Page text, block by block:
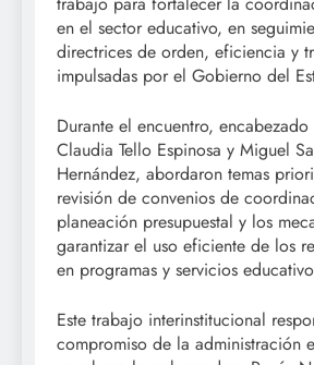
en el sector educativo, en
directrices de orden, eficiencia y
impulsadas por el Gobierno del
Durante el encuentro,
Claudia Tello Espinosa y Miguel
Hernández, abordaron temas
revisión de convenios de
planeación presupuestal y los
garantizar el uso eficiente de los
en programas y servicios
Este trabajo interinstitucional
compromiso de la administración